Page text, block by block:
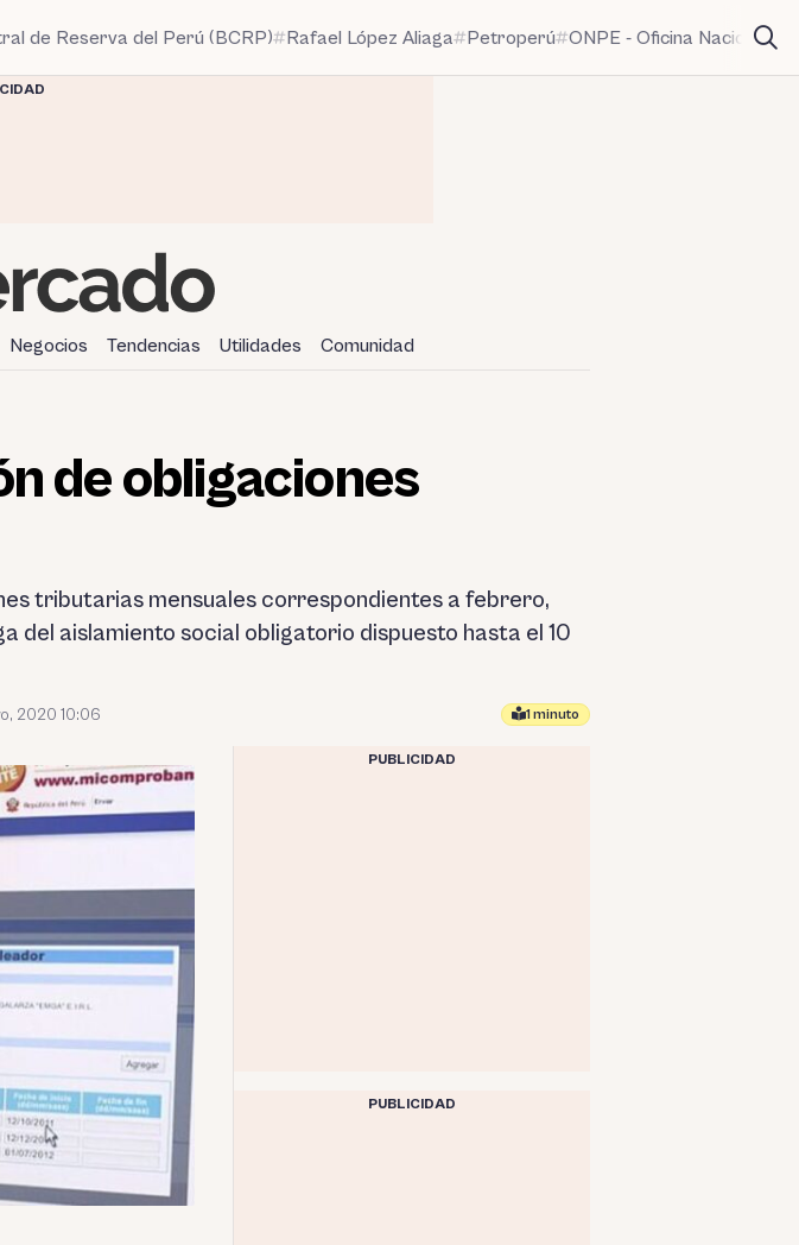
de Reserva del Perú (BCRP) Rafael López Aliaga Petroperú ONPE - Oficina Nacional
Negocios Tendencias Utilidades Comunidad
de obligaciones
tributarias mensuales correspondientes a febrero,
del aislamiento social obligatorio dispuesto hasta el 10
2020 10:06 1 minuto
PUBLICIDAD
PUBLICIDAD